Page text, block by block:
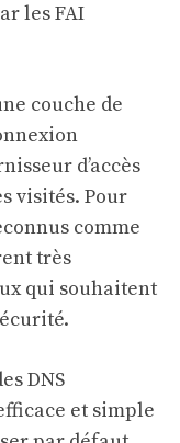
les FAI
couche de
d’accès
visités. Pour
comme
très
qui souhaitent
DNS
et simple